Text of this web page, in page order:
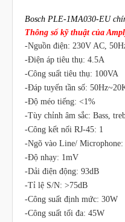
Bosch PLE-1MA030-EU
Thông số kỹ thuật của
-Nguồn điện: 230V AC,
-Điện áp tiêu thụ: 4.5A
-Công suất tiêu thụ: 100VA
-Đáp tuyến tần số:
-Độ méo tiếng: <1%
-Tùy chỉnh âm sắc: Bass,
-Công kết nối RJ-45: 1
-Ngõ vào Line/ Microphone:
-Độ nhạy: 1mV
-Dải điện động: 93dB
-Tỉ lệ S/N: >75dB
-Công suất định mức: 30W
-Công suất tối đa: 45W